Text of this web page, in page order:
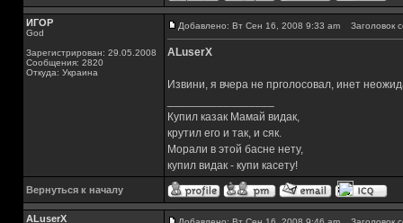
ИГОР
God
Зарегистрирован: 29.05.2008
Сообщения: 2820
Откуда: Украина
Добавлено: Вт Сен 16, 2008 9:33 am Заголовок
ALuserX
Извини, я вчера не прголосовал, инет
Купил казак Мамай видак,
крутил его и так, и сяк.
Морали в этой басне нету,
купил видак - купи касету!
Вернуться к началу
ALuserX